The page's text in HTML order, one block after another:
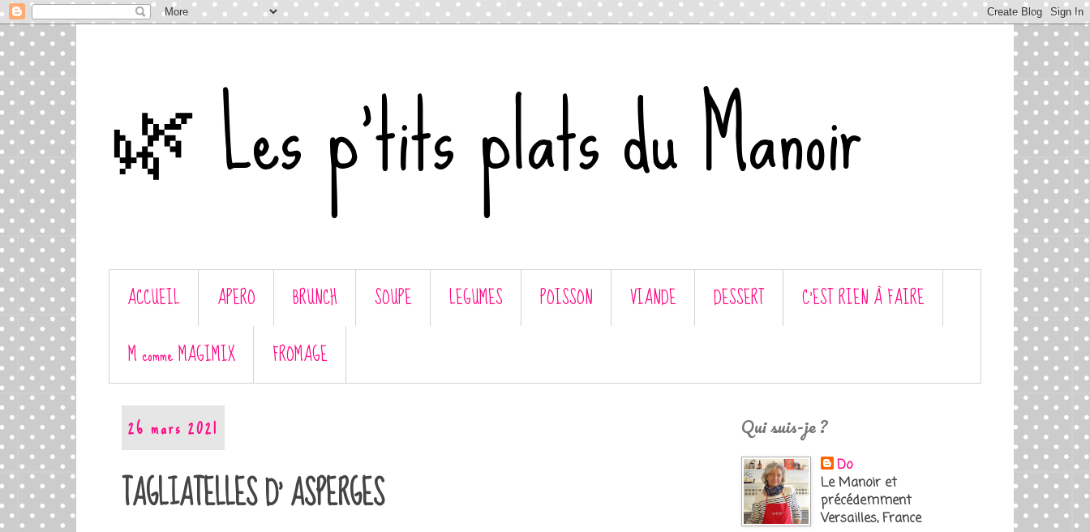
🌿 Les p'tits plats du Manoir
ACCUEIL APERO BRUNCH SOUPE LEGUMES POISSON VIANDE DESSERT
C’EST RIEN À FAIRE
M comme MAGIMIX
FROMAGE
26 mars 2021
TAGLIATELLES D' ASPERGES
Qui suis-je ?
Do
Le Manoir et
précédemment
Versailles, France